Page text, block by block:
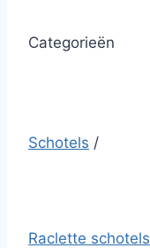
Categorieën
Schotels /
Raclette schotels